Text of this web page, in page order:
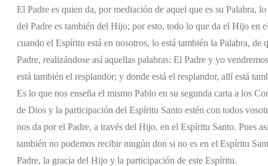
El Padre es quien da, por mediación de aquel que es su Palabra,
del Padre es también del Hijo; por esto, todo lo que da el Hijo en
cuando el Espíritu está en nosotros, lo está también la Palabra,
Padre, realizándose así aquellas palabras: El Padre y yo
está también el resplandor; y donde está el resplandor, allí está
Es lo que nos enseña el mismo Pablo en su segunda carta a los
de Dios y la participación del Espíritu Santo estén con todos
nos da por el Padre, a través del Hijo, en el Espíritu Santo. Pues
también no podemos recibir ningún don si no es en el Espíritu
Padre, la gracia del Hijo y la participación de este Espíritu.